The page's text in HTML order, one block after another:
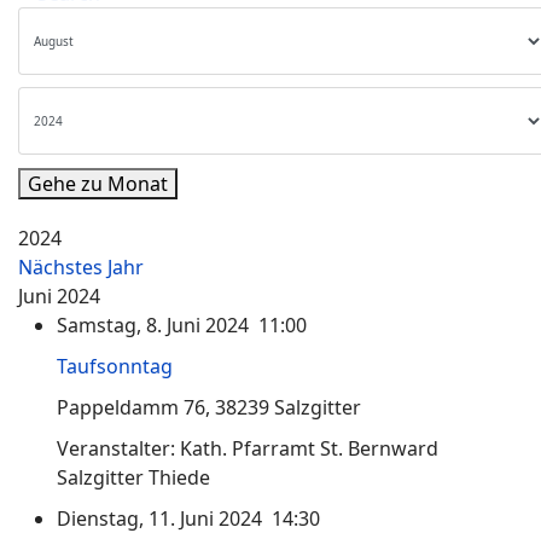
Gehe zu Monat
2024
Nächstes Jahr
Juni 2024
Samstag, 8. Juni 2024 11:00
Taufsonntag
Pappeldamm 76, 38239 Salzgitter
Veranstalter: Kath. Pfarramt St. Bernward
Salzgitter Thiede
Dienstag, 11. Juni 2024 14:30